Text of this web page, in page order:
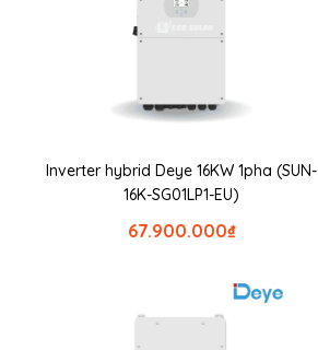
Inverter hybrid Deye 16KW 1pha (SUN-
16K-SG01LP1-EU)
₫
67.900.000